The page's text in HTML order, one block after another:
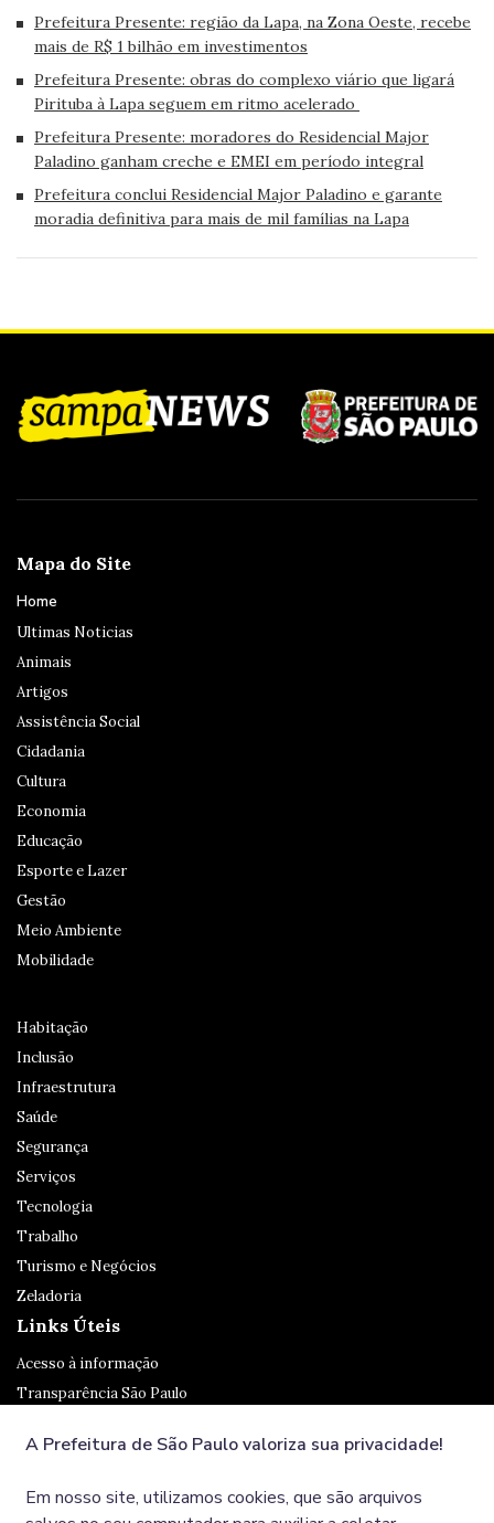
Prefeitura Presente: região da Lapa, na Zona Oeste, recebe
mais de R$ 1 bilhão em investimentos
Prefeitura Presente: obras do complexo viário que ligará
Pirituba à Lapa seguem em ritmo acelerado
Prefeitura Presente: moradores do Residencial Major
Paladino ganham creche e EMEI em período integral
Prefeitura conclui Residencial Major Paladino e garante
moradia definitiva para mais de mil famílias na Lapa
Mapa do Site
Home
Ultimas Noticias
Animais
Artigos
Assistência Social
Cidadania
Cultura
Economia
Educação
Esporte e Lazer
Gestão
Meio Ambiente
Mobilidade
Habitação
Inclusão
Infraestrutura
Saúde
Segurança
Serviços
Tecnologia
Trabalho
Turismo e Negócios
Zeladoria
Links Úteis
Acesso à informação
Transparência São Paulo
Ouvidoria
A Prefeitura de São Paulo valoriza sua privacidade!
Em nosso site, utilizamos cookies, que são arquivos